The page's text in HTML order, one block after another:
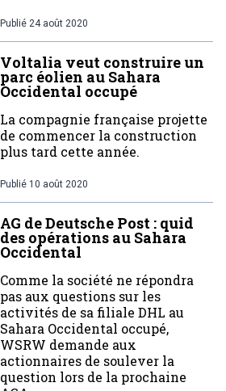
Publié 24 août 2020
Voltalia veut construire un
parc éolien au Sahara
Occidental occupé
La compagnie française projette
de commencer la construction
plus tard cette année.
Publié 10 août 2020
AG de Deutsche Post : quid
des opérations au Sahara
Occidental
Comme la société ne répondra
pas aux questions sur les
activités de sa filiale DHL au
Sahara Occidental occupé,
WSRW demande aux
actionnaires de soulever la
question lors de la prochaine